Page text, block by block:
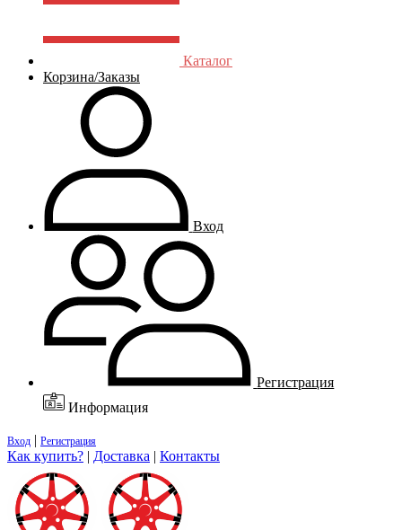
Каталог
Корзина/Заказы
Вход
Регистрация
Информация
Вход | Регистрация
Как купить? | Доставка | Контакты